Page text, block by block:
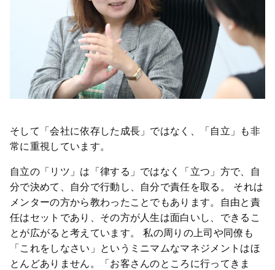
そして「会社に依存した成長」ではなく、「自立」も非
常に重視しています。
自立の「リツ」は「律する」ではなく「立つ」方で、自
分で決めて、自分で行動し、自分で責任を取る。 それは
メンターの方から教わったことでもあります。自由と責
任はセットであり、その方が人生は面白いし、できるこ
とが広がると考えています。 私の周りの上司や同僚も
「これをしなさい」というミニマムなマネジメントはほ
とんどありません。「お客さんのところに行ってきま